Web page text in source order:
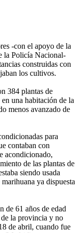
-con el apoyo de la
la Policía Nacional-
construidas con
los cultivos.
384 plantas de
una habitación de la
menos avanzado de
para
contaban con
acondicionado,
de las plantas de
siendo usada
ya dispuesta
de 61 años de edad
la provincia y no
de abril, cuando fue